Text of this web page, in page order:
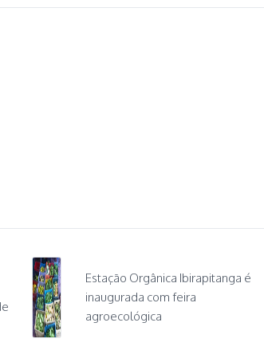
Estação Orgânica Ibirapitanga é
inaugurada com feira
agroecológica